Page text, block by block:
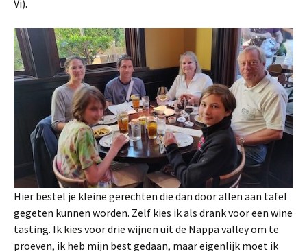
Vi).
Hier bestel je kleine gerechten die dan door allen aan tafel
gegeten kunnen worden. Zelf kies ik als drank voor een wine
tasting. Ik kies voor drie wijnen uit de Nappa valley om te
proeven, ik heb mijn best gedaan, maar eigenlijk moet ik